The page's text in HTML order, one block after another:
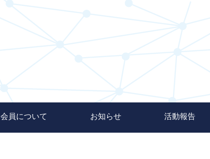
会員について お知らせ 活動報告